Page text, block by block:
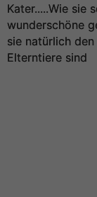
Kater.....Wie sie
wunderschöne
sie natürlich
Elterntiere sind